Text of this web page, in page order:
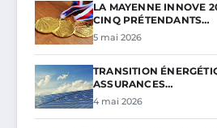
LA MAYENNE INNOVE
CINQ PRÉTENDANTS…
5 mai 2026
TRANSITION
ASSURANCES…
4 mai 2026